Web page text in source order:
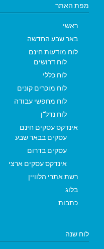
מפת האתר
ראשי
באר שבע החדשה
לוח מודעות חינם
לוח דרושים
לוח כללי
לוח מוכרים קונים
לוח מחפשי עבודה
לוח נדל"ן
אינדקס עסקים חינם
עסקים בבאר שבע
עסקים בדרום
אינדקס עסקים ארצי
רשת אתרי הלוויין
בלוג
כתבות
לוח שנה